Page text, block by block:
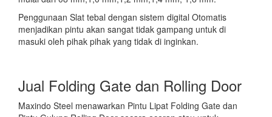
Penggunaan Slat tebal dengan sistem digital Otomatis
menjadikan pintu akan sangat tidak gampang untuk di
masuki oleh pihak pihak yang tidak di inginkan.
Jual Folding Gate dan Rolling Door
Maxindo Steel menawarkan Pintu Lipat Folding Gate dan